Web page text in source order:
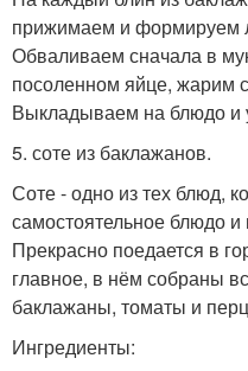
прижимаем и формируем
Обваливаем сначала в
посоленном яйце, жарим
Выкладываем на блюдо и
5. соте из баклажанов.
Соте - одно из тех блюд,
самостоятельное блюдо и
Прекрасно поедается в
главное, в нём собраны
баклажаны, томаты и
Ингредиенты: